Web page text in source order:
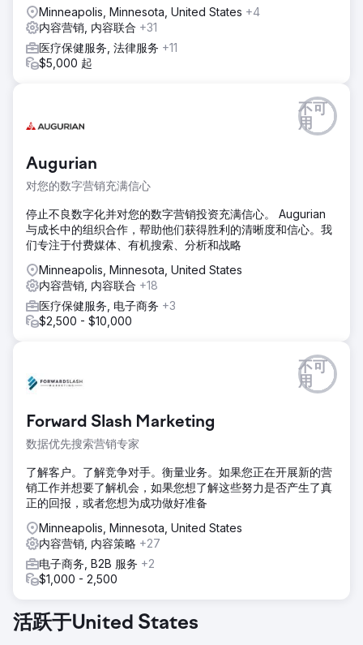
Minneapolis, Minnesota, United States +4
内容营销, 内容联合 +31
医疗保健服务, 法律服务 +11
$5,000 起
Augurian
对您的数字营销充满信心
不可
用
停止不良数字化并对您的数字营销投资充满信心。 Augurian
与成长中的组织合作，帮助他们获得胜利的清晰度和信心。我
们专注于付费媒体、有机搜索、分析和战略
Minneapolis, Minnesota, United States
内容营销, 内容联合 +18
医疗保健服务, 电子商务 +3
$2,500 - $10,000
Forward Slash Marketing
数据优先搜索营销专家
不可
用
了解客户。了解竞争对手。衡量业务。如果您正在开展新的营
销工作并想要了解机会，如果您想了解这些努力是否产生了真
正的回报，或者您想为成功做好准备
Minneapolis, Minnesota, United States
内容营销, 内容策略 +27
电子商务, B2B 服务 +2
$1,000 - 2,500
活跃于United States